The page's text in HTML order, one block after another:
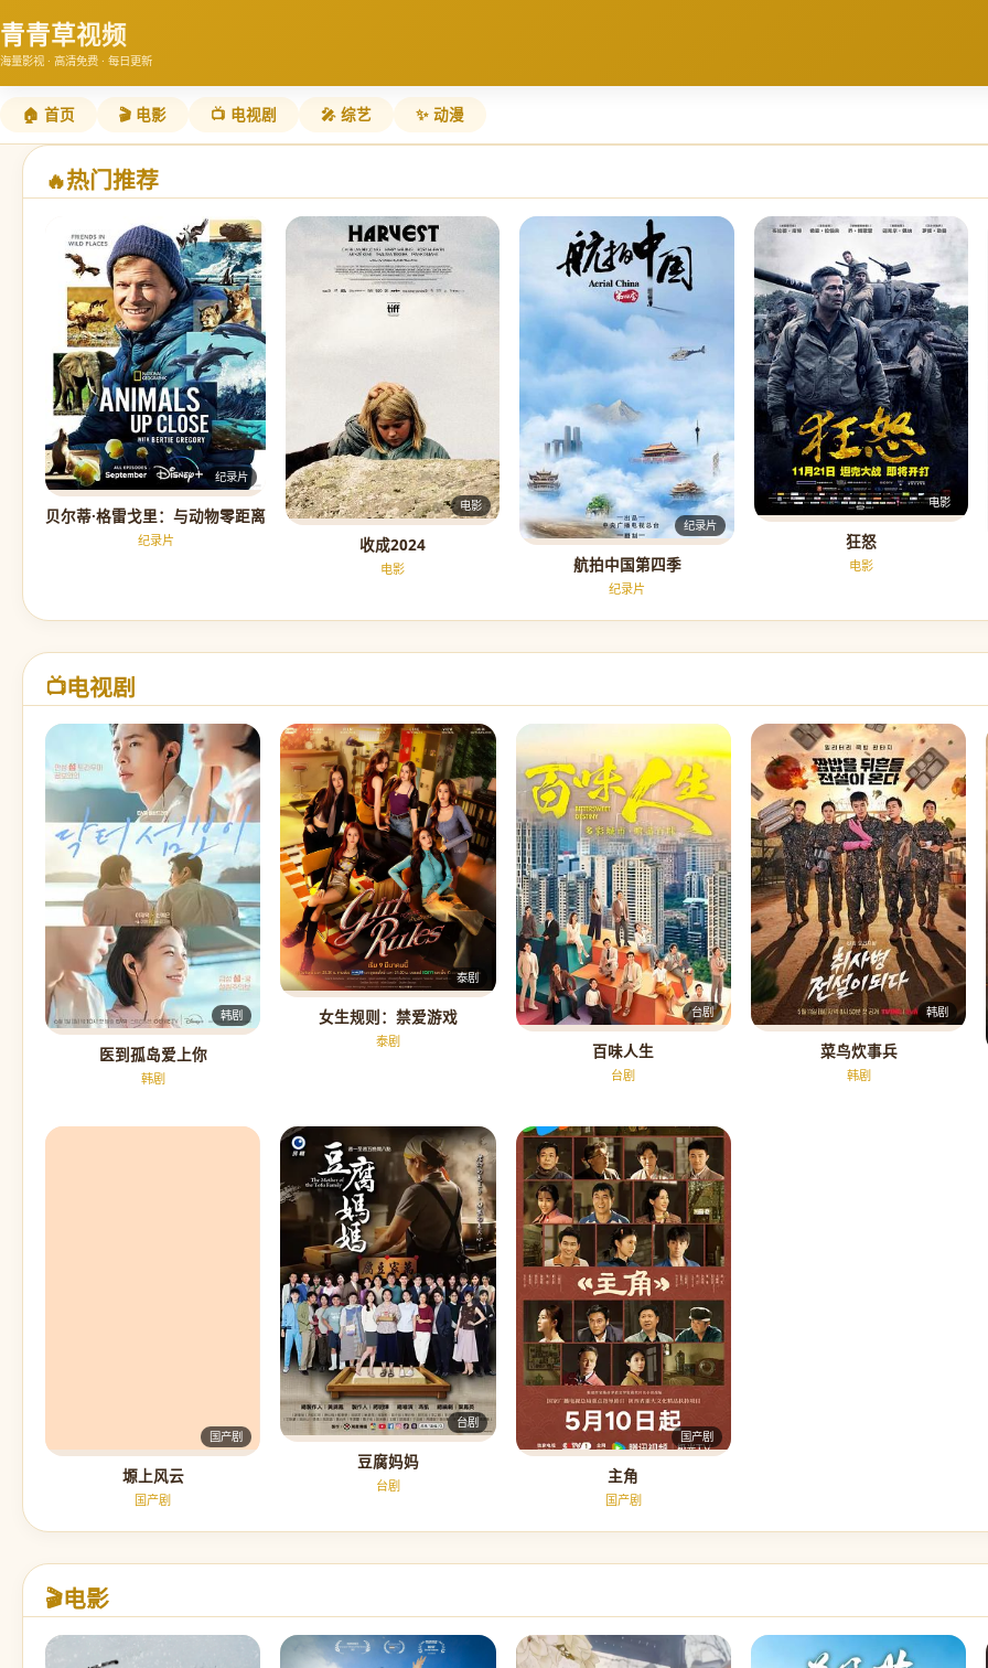
青青草视频
海量影视 · 高清免费 · 每日更新
🏠 首页 🎬 电影 📺 电视剧 🎤 综艺 ✨ 动漫
🔥热门推荐
纪录片
贝尔蒂·格雷戈里：与动物零距离
纪录片
电影
收成2024
电影
纪录片
航拍中国第四季
纪录片
电影
狂怒
电影
📺电视剧
韩剧
医到孤岛爱上你
韩剧
泰剧
女生规则：禁爱游戏
泰剧
台剧
百味人生
台剧
韩剧
菜鸟炊事兵
韩剧
国产剧
塬上风云
国产剧
台剧
豆腐妈妈
台剧
国产剧
主角
国产剧
🎬电影